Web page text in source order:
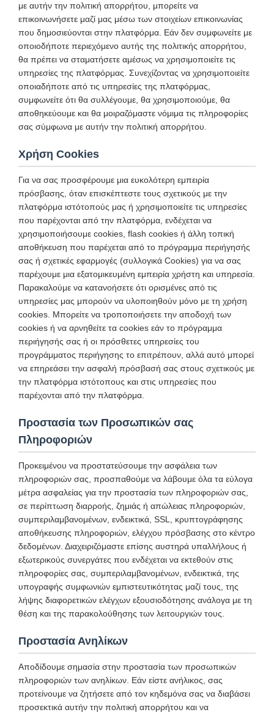
με αυτήν την πολιτική απορρήτου, μπορείτε να
επικοινωνήσετε μαζί μας μέσω των στοιχείων επικοινωνίας
που δημοσιεύονται στην πλατφόρμα. Εάν δεν συμφωνείτε με
οποιοδήποτε περιεχόμενο αυτής της πολιτικής απορρήτου,
θα πρέπει να σταματήσετε αμέσως να χρησιμοποιείτε τις
υπηρεσίες της πλατφόρμας. Συνεχίζοντας να χρησιμοποιείτε
οποιαδήποτε από τις υπηρεσίες της πλατφόρμας,
συμφωνείτε ότι θα συλλέγουμε, θα χρησιμοποιούμε, θα
αποθηκεύουμε και θα μοιραζόμαστε νόμιμα τις πληροφορίες
σας σύμφωνα με αυτήν την πολιτική απορρήτου.
Χρήση Cookies
Για να σας προσφέρουμε μια ευκολότερη εμπειρία
πρόσβασης, όταν επισκέπτεστε τους σχετικούς με την
πλατφόρμα ιστότοπούς μας ή χρησιμοποιείτε τις υπηρεσίες
που παρέχονται από την πλατφόρμα, ενδέχεται να
χρησιμοποιήσουμε cookies, flash cookies ή άλλη τοπική
αποθήκευση που παρέχεται από το πρόγραμμα περιήγησής
σας ή σχετικές εφαρμογές (συλλογικά Cookies) για να σας
παρέχουμε μια εξατομικευμένη εμπειρία χρήστη και υπηρεσία.
Παρακαλούμε να κατανοήσετε ότι ορισμένες από τις
υπηρεσίες μας μπορούν να υλοποιηθούν μόνο με τη χρήση
cookies. Μπορείτε να τροποποιήσετε την αποδοχή των
cookies ή να αρνηθείτε τα cookies εάν το πρόγραμμα
περιήγησής σας ή οι πρόσθετες υπηρεσίες του
προγράμματος περιήγησης το επιτρέπουν, αλλά αυτό μπορεί
να επηρεάσει την ασφαλή πρόσβασή σας στους σχετικούς με
την πλατφόρμα ιστότοπους και στις υπηρεσίες που
παρέχονται από την πλατφόρμα.
Προστασία των Προσωπικών σας
Πληροφοριών
Προκειμένου να προστατεύσουμε την ασφάλεια των
πληροφοριών σας, προσπαθούμε να λάβουμε όλα τα εύλογα
μέτρα ασφαλείας για την προστασία των πληροφοριών σας,
σε περίπτωση διαρροής, ζημιάς ή απώλειας πληροφοριών,
συμπεριλαμβανομένων, ενδεικτικά, SSL, κρυπτογράφησης
αποθήκευσης πληροφοριών, ελέγχου πρόσβασης στο κέντρο
δεδομένων. Διαχειριζόμαστε επίσης αυστηρά υπαλλήλους ή
εξωτερικούς συνεργάτες που ενδέχεται να εκτεθούν στις
πληροφορίες σας, συμπεριλαμβανομένων, ενδεικτικά, της
υπογραφής συμφωνιών εμπιστευτικότητας μαζί τους, της
λήψης διαφορετικών ελέγχων εξουσιοδότησης ανάλογα με τη
θέση και της παρακολούθησης των λειτουργιών τους.
Προστασία Ανηλίκων
Αποδίδουμε σημασία στην προστασία των προσωπικών
πληροφοριών των ανηλίκων. Εάν είστε ανήλικος, σας
προτείνουμε να ζητήσετε από τον κηδεμόνα σας να διαβάσει
προσεκτικά αυτήν την πολιτική απορρήτου και να